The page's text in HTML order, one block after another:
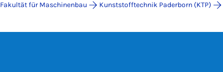
Fakultät für Maschinenbau Kunststofftechnik Paderborn (KTP)